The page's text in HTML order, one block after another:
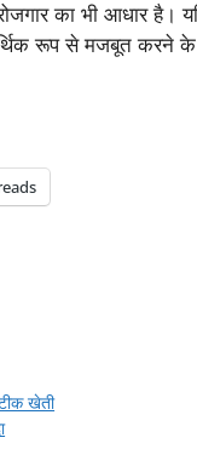
का भी आधार है।
रूप से मजबूत करने
खेती